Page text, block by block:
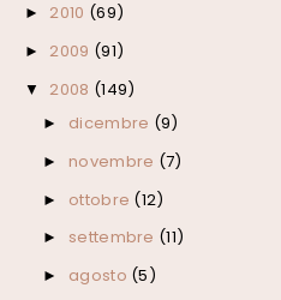
► 2010 (69)
► 2009 (91)
▼ 2008 (149)
► dicembre (9)
► novembre (7)
► ottobre (12)
► settembre (11)
► agosto (5)